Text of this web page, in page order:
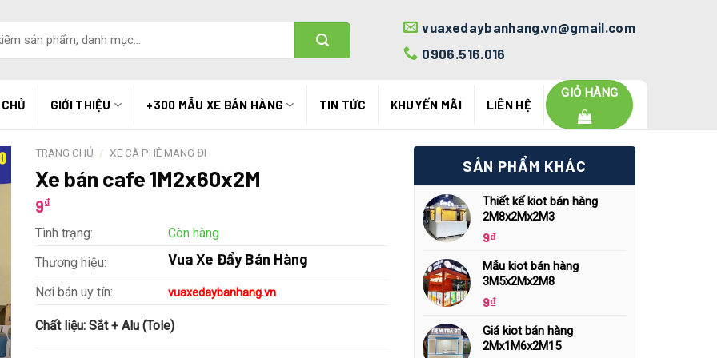
vuaxedaybanhang.vn@gmail.com
0906.516.016
GIỚI THIỆU +300 MẪU XE BÁN HÀNG TIN TỨC KHUYẾN MÃI LIÊN HỆ
GIỎ HÀNG
TRANG CHỦ / XE CÀ PHÊ MANG ĐI
Xe bán cafe 1M2x60x2M
9₫
Tình trạng:
Còn hàng
Thương hiệu:
Vua Xe Đẩy Bán Hàng
Nơi bán uy tín: vuaxedaybanhang.vn
Chất liệu: Sắt + Alu (Tole)
SẢN PHẨM KHÁC
Thiết kế kiot bán hàng
2M8x2Mx2M3
9₫
Mẫu kiot bán hàng
3M5x2Mx2M8
9₫
Giá kiot bán hàng
2Mx1M6x2M15